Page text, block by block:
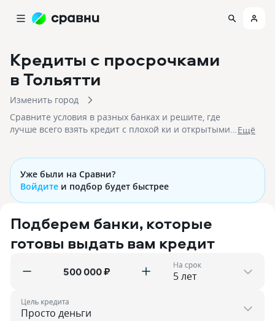
Кредиты с просрочками
в Тольятти
Изменить город
Сравните условия в разных банках и решите, где
лучше всего взять кредит с плохой ки и открытыми
30 лет!
Eщё
Уже были на Сравни?
Войдите и подбор будет быстрее
Подберем банки, которые
готовы выдать вам кредит
₽ На срок
Цель кредита